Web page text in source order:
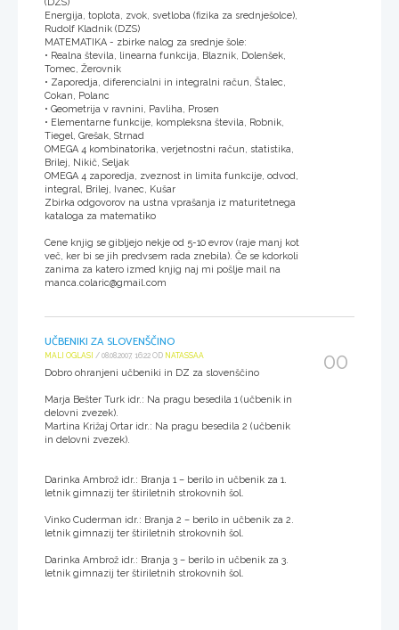
Energija, toplota, zvok, svetloba (fizika za srednješolce),
Rudolf Kladnik (DZS)
MATEMATIKA - zbirke nalog za srednje šole:
• Realna števila, linearna funkcija, Blaznik, Dolenšek,
Tomec, Žerovnik
• Zaporedja, diferencialni in integralni račun, Štalec,
Cokan, Polanc
• Geometrija v ravnini, Pavliha, Prosen
• Elementarne funkcije, kompleksna števila, Robnik,
Tiegel, Grešak, Strnad
OMEGA 4 kombinatorika, verjetnostni račun, statistika,
Brilej, Nikič, Seljak
OMEGA 4 zaporedja, zveznost in limita funkcije, odvod,
integral, Brilej, Ivanec, Kušar
Zbirka odgovorov na ustna vprašanja iz maturitetnega
kataloga za matematiko
Cene knjig se gibljejo nekje od 5-10 evrov (raje manj kot
več, ker bi se jih predvsem rada znebila). Če se kdorkoli
zanima za katero izmed knjig naj mi pošlje mail na
manca.colaric@gmail.com
UČBENIKI ZA SLOVENŠČINO
MALI OGLASI / 08.08.2007, 16:22 OD NATASSAA
Dobro ohranjeni učbeniki in DZ za slovenščino
Marja Bešter Turk idr.: Na pragu besedila 1 (učbenik in
delovni zvezek).
Martina Križaj Ortar idr.: Na pragu besedila 2 (učbenik
in delovni zvezek).
Darinka Ambrož idr.: Branja 1 – berilo in učbenik za 1.
letnik gimnazij ter štiriletnih strokovnih šol.
Vinko Cuderman idr.: Branja 2 – berilo in učbenik za 2.
letnik gimnazij ter štiriletnih strokovnih šol.
Darinka Ambrož idr.: Branja 3 – berilo in učbenik za 3.
letnik gimnazij ter štiriletnih strokovnih šol.
00